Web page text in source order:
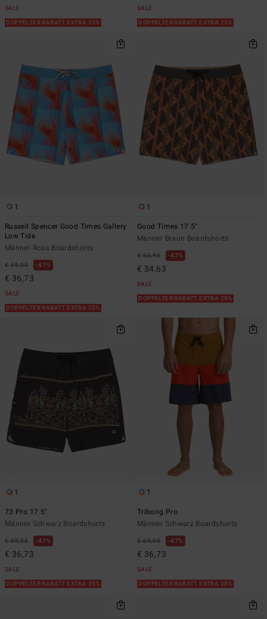
SALE
DOPPELTER RABATT EXTRA 25%
SALE
DOPPELTER RABATT EXTRA 25%
1
Russell Spencer Good Times Gallery
Low Tide
Männer Rosa Boardshorts
€ 69,95 47%
€ 36,73
SALE
DOPPELTER RABATT EXTRA 25%
1
Good Times 17.5"
Männer Braun Boardshorts
€ 65,95 47%
€ 34,63
SALE
DOPPELTER RABATT EXTRA 25%
1
73 Pro 17.5"
Männer Schwarz Boardshorts
€ 69,95 47%
€ 36,73
SALE
DOPPELTER RABATT EXTRA 25%
1
Tribong Pro
Männer Schwarz Boardshorts
€ 69,95 47%
€ 36,73
SALE
DOPPELTER RABATT EXTRA 25%